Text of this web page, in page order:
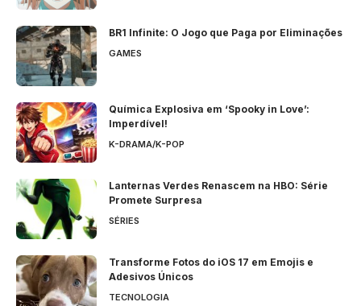
BR1 Infinite: O Jogo que Paga por Eliminações
GAMES
Química Explosiva em ‘Spooky in Love’:
Imperdível!
K-DRAMA/K-POP
Lanternas Verdes Renascem na HBO: Série
Promete Surpresa
SÉRIES
Transforme Fotos do iOS 17 em Emojis e
Adesivos Únicos
TECNOLOGIA